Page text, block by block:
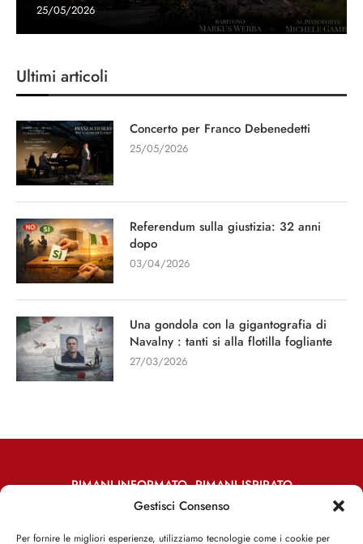
Gestisci Consenso
Per fornire le migliori esperienze, utilizziamo tecnologie come i cookie per
25/05/2026
Ultimi articoli
Concerto per Franco Debenedetti
25/05/2026
Referendum sulla giustizia: 32 anni
dopo
03/04/2026
Una gondola con la gigantografia di
Navalny : tanti si alla flotilla fogliante
27/03/2026
RIMANI INFORMATO, RIMANI ISPIRATO
Iscriviti alla Newsletter